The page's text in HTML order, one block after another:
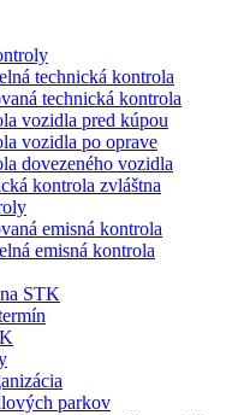
technická kontrola
technická kontrola
vozidla pred kúpou
vozidla po oprave
dovezeného vozidla
kontrola zvláštna
emisná kontrola
emisná kontrola
STK
parkov